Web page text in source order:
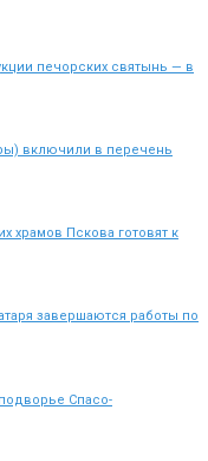
печорских святынь — в
включили в перечень
храмов Пскова готовят к
завершаются работы по
Спасо-